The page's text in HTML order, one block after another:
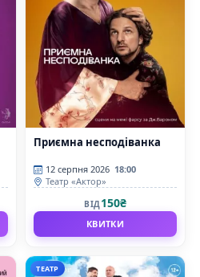
Приємна несподіванка
12 серпня 2026 18:00
Театр «Актор»
ВІД150₴
КВИТКИ
ТЕАТР